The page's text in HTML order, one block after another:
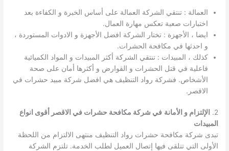
العمالة : تنتقي الشركة العمالة على أساس الخبرة و الكفاءة بعد
اختبارات صعبة تعكس مهارة العمال.
ايضا ، الأجهزة : تختار الشركة افضل الأجهزة و الادوات المستوردة ،
و احدثها في مكافحة الحشرات.
كذلك ، المبيدات : تنتقي الشركة أكثر المبيدات و المواد الكميائية
فاعلية في قتل الحشرات و القوارض و أكثرها أمان على صحة
الأشخاص. فشركة رواد التنظيف هي افضل شركة مبيد حشرات في
الاقصر.
2. الإلتزام و الأمانة في شركة مكافحة حشرات في الاقصر أقوى انواع
المبيدات
تبدى شركة مكافحة حشرات رواد التنظيف منتهى الالتزام من اللحظة
الأولى التي تتلقى فيها إتصال العميل لطلب الخدمة. تلتزم الشركة